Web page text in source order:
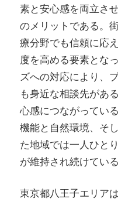
素と安心感を両立さ
のメリットである。
療分野でも信頼に応
度を高める要素とな
ズへの対応により、
も身近な相談先があ
心感につながってい
機能と自然環境、そ
た地域では一人ひと
が維持され続けている
東京都八王子エリア